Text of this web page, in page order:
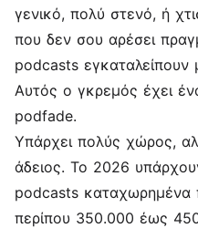
γενικό, πολύ στενό, ή
που δεν σου αρέσει
podcasts εγκαταλείπουν
Αυτός ο γκρεμός έχει
podfade.
Υπάρχει πολύς χώρος,
άδειος. Το 2026
podcasts
περίπου 350.000 έως